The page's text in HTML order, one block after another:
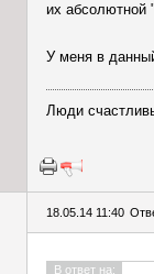
их абсолютной
У меня в
Люди
18.05.14 11:40
В ответ на: